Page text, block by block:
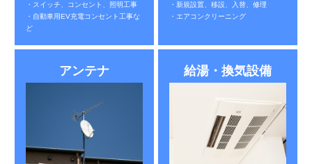
・スイッチ、コンセント、照明工事
・自動車用EV充電コンセント工事な
ど
・新規設置、移設、入替、修理
・エアコンクリーニング
アンテナ 給湯・換気設備